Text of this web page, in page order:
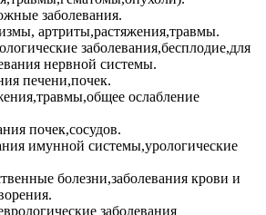
заболевания.
артриты,растяжения,травмы.
заболевания,бесплодие,для
нервной системы.
печени,почек.
ослабление
почек,сосудов.
имунной системы,урологические
болезни,заболевания крови и
заболевания